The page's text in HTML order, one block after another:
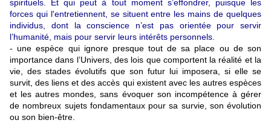
spirituels. Et qui peut à tout moment s’effondrer, puisque les
forces qui l'entretiennent, se situent entre les mains de quelques
individus, dont la conscience n’est pas orientée pour servir
l’humanité, mais pour servir leurs intérêts personnels.
- une espèce qui ignore presque tout de sa place ou de son
importance dans l’Univers, des lois que comportent la réalité et la
vie, des stades évolutifs que son futur lui imposera, si elle se
survit, des liens et des accès qui existent avec les autres espèces
et les autres mondes, sans évoquer son incompétence à gérer
de nombreux sujets fondamentaux pour sa survie, son évolution
ou son bien-être.